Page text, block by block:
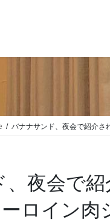
バナナサンド、夜会で紹介さ
夜会で
ロイン肉